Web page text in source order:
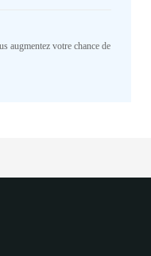
augmentez votre chance de